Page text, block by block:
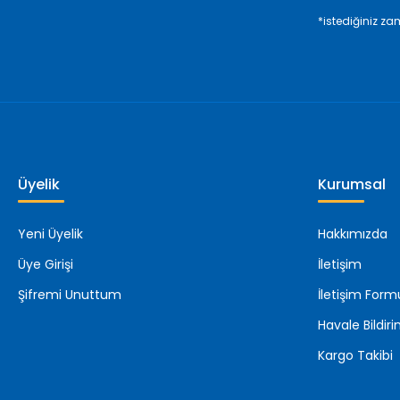
*istediğiniz
Üyelik
Yeni Üyelik
Üye Girişi
Şifremi Unuttum
Kurumsal
Hakkımızda
İletişim
İletişim
Havale
Kargo Takibi